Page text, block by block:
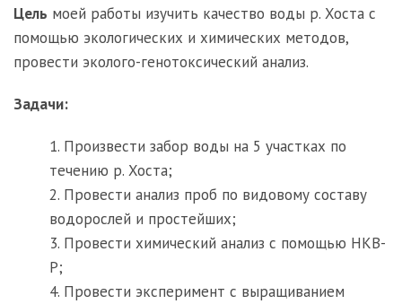
Цель моей работы изучить качество воды р. Хоста с
помощью экологических и химических методов,
провести эколого-генотоксический анализ.
Задачи:
1. Произвести забор воды на 5 участках по
течению р. Хоста;
2. Провести анализ проб по видовому составу
водорослей и простейших;
3. Провести химический анализ с помощью НКВ-
Р;
4. Провести эксперимент с выращиванием